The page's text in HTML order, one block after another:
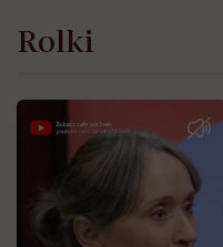
Rolki